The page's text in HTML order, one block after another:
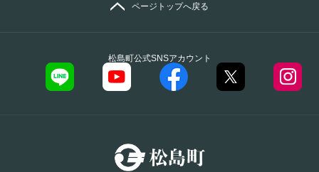
松島町公式SNSアカウント
ページトップへ戻る